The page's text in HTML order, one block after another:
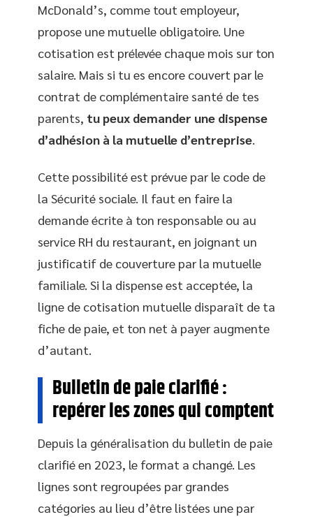
McDonald’s, comme tout employeur,
propose une mutuelle obligatoire. Une
cotisation est prélevée chaque mois sur ton
salaire. Mais si tu es encore couvert par le
contrat de complémentaire santé de tes
parents, tu peux demander une dispense
d’adhésion à la mutuelle d’entreprise.
Cette possibilité est prévue par le code de
la Sécurité sociale. Il faut en faire la
demande écrite à ton responsable ou au
service RH du restaurant, en joignant un
justificatif de couverture par la mutuelle
familiale. Si la dispense est acceptée, la
ligne de cotisation mutuelle disparaît de ta
fiche de paie, et ton net à payer augmente
d’autant.
Bulletin de paie clarifié :
repérer les zones qui comptent
Depuis la généralisation du bulletin de paie
clarifié en 2023, le format a changé. Les
lignes sont regroupées par grandes
catégories au lieu d’être listées une par